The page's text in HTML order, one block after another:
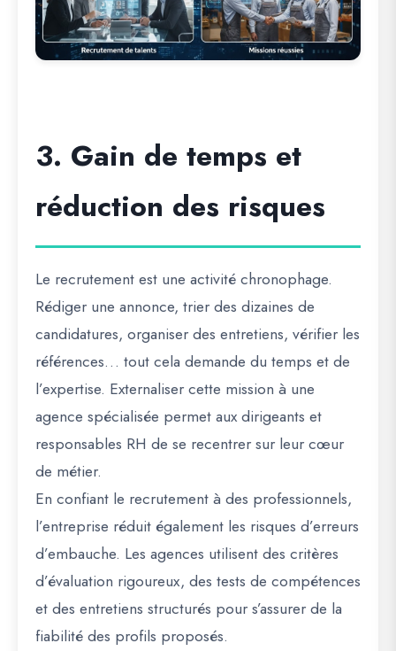
3. Gain de temps et
réduction des risques
Le recrutement est une activité chronophage.
Rédiger une annonce, trier des dizaines de
candidatures, organiser des entretiens, vérifier les
références… tout cela demande du temps et de
l’expertise. Externaliser cette mission à une
agence spécialisée permet aux dirigeants et
responsables RH de se recentrer sur leur cœur
de métier.
En confiant le recrutement à des professionnels,
l’entreprise réduit également les risques d’erreurs
d’embauche. Les agences utilisent des critères
d’évaluation rigoureux, des tests de compétences
et des entretiens structurés pour s’assurer de la
fiabilité des profils proposés.